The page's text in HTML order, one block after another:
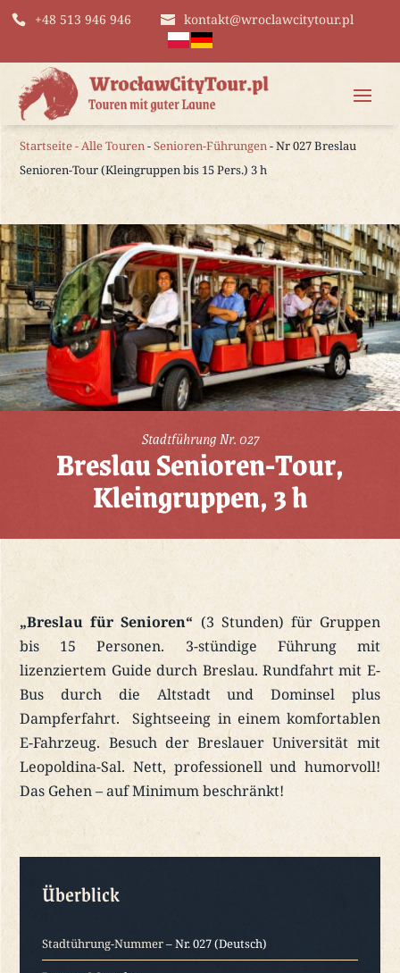
+48 513 946 946 kontakt@wroclawcitytour.pl
Startseite-Alle Touren-Senioren-Führungen- Nr 027 Breslau
Senioren-Tour (Kleingruppen bis 15 Pers.) 3 h
Stadtführung Nr. 027
Breslau Senioren-Tour,
Kleingruppen, 3 h
„Breslau für Senioren“ (3 Stunden) für Gruppen
bis 15 Personen. 3-stündige Führung mit
lizenziertem Guide durch Breslau. Rundfahrt mit E-
Bus durch die Altstadt und Dominsel plus
Dampferfahrt. Sightseeing in einem komfortablen
E-Fahrzeug. Besuch der Breslauer Universität mit
Leopoldina-Sal. Nett, professionell und humorvoll!
Das Gehen – auf Minimum beschränkt!
Überblick
Stadtührung-Nummer– Nr. 027 (Deutsch)